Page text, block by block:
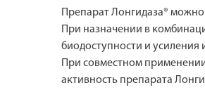
Препарат Лонгидаза®
При назначении в
биодоступности и усиления
При совместном
активность препарата